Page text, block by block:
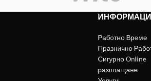
Работно Време
Празнично
Сигурно Online
разплащане